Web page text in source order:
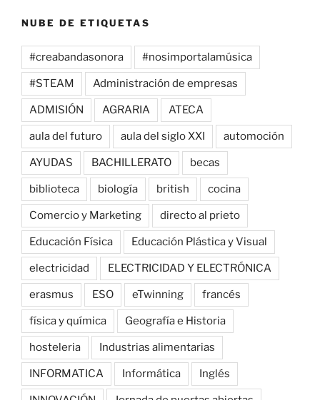
NUBE DE ETIQUETAS
#creabandasonora #nosimportalamúsica
#STEAM Administración de empresas
ADMISIÓN AGRARIA ATECA
aula del futuro aula del siglo XXI automoción
AYUDAS BACHILLERATO becas
biblioteca biología british cocina
Comercio y Marketing directo al prieto
Educación Física Educación Plástica y Visual
electricidad ELECTRICIDAD Y ELECTRÓNICA
erasmus ESO eTwinning francés
física y química Geografía e Historia
hosteleria Industrias alimentarias
INFORMATICA Informática Inglés